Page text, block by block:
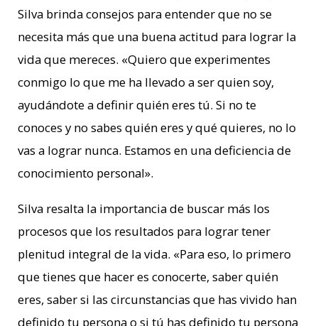
Silva brinda consejos para entender que no se
necesita más que una buena actitud para lograr la
vida que mereces. «Quiero que experimentes
conmigo lo que me ha llevado a ser quien soy,
ayudándote a definir quién eres tú. Si no te
conoces y no sabes quién eres y qué quieres, no lo
vas a lograr nunca. Estamos en una deficiencia de
conocimiento personal».
Silva resalta la importancia de buscar más los
procesos que los resultados para lograr tener
plenitud integral de la vida. «Para eso, lo primero
que tienes que hacer es conocerte, saber quién
eres, saber si las circunstancias que has vivido han
definido tu persona o si tú has definido tu persona